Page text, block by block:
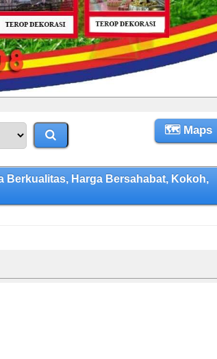
🗺 Maps
Berkualitas, Harga Bersahabat, Kokoh,